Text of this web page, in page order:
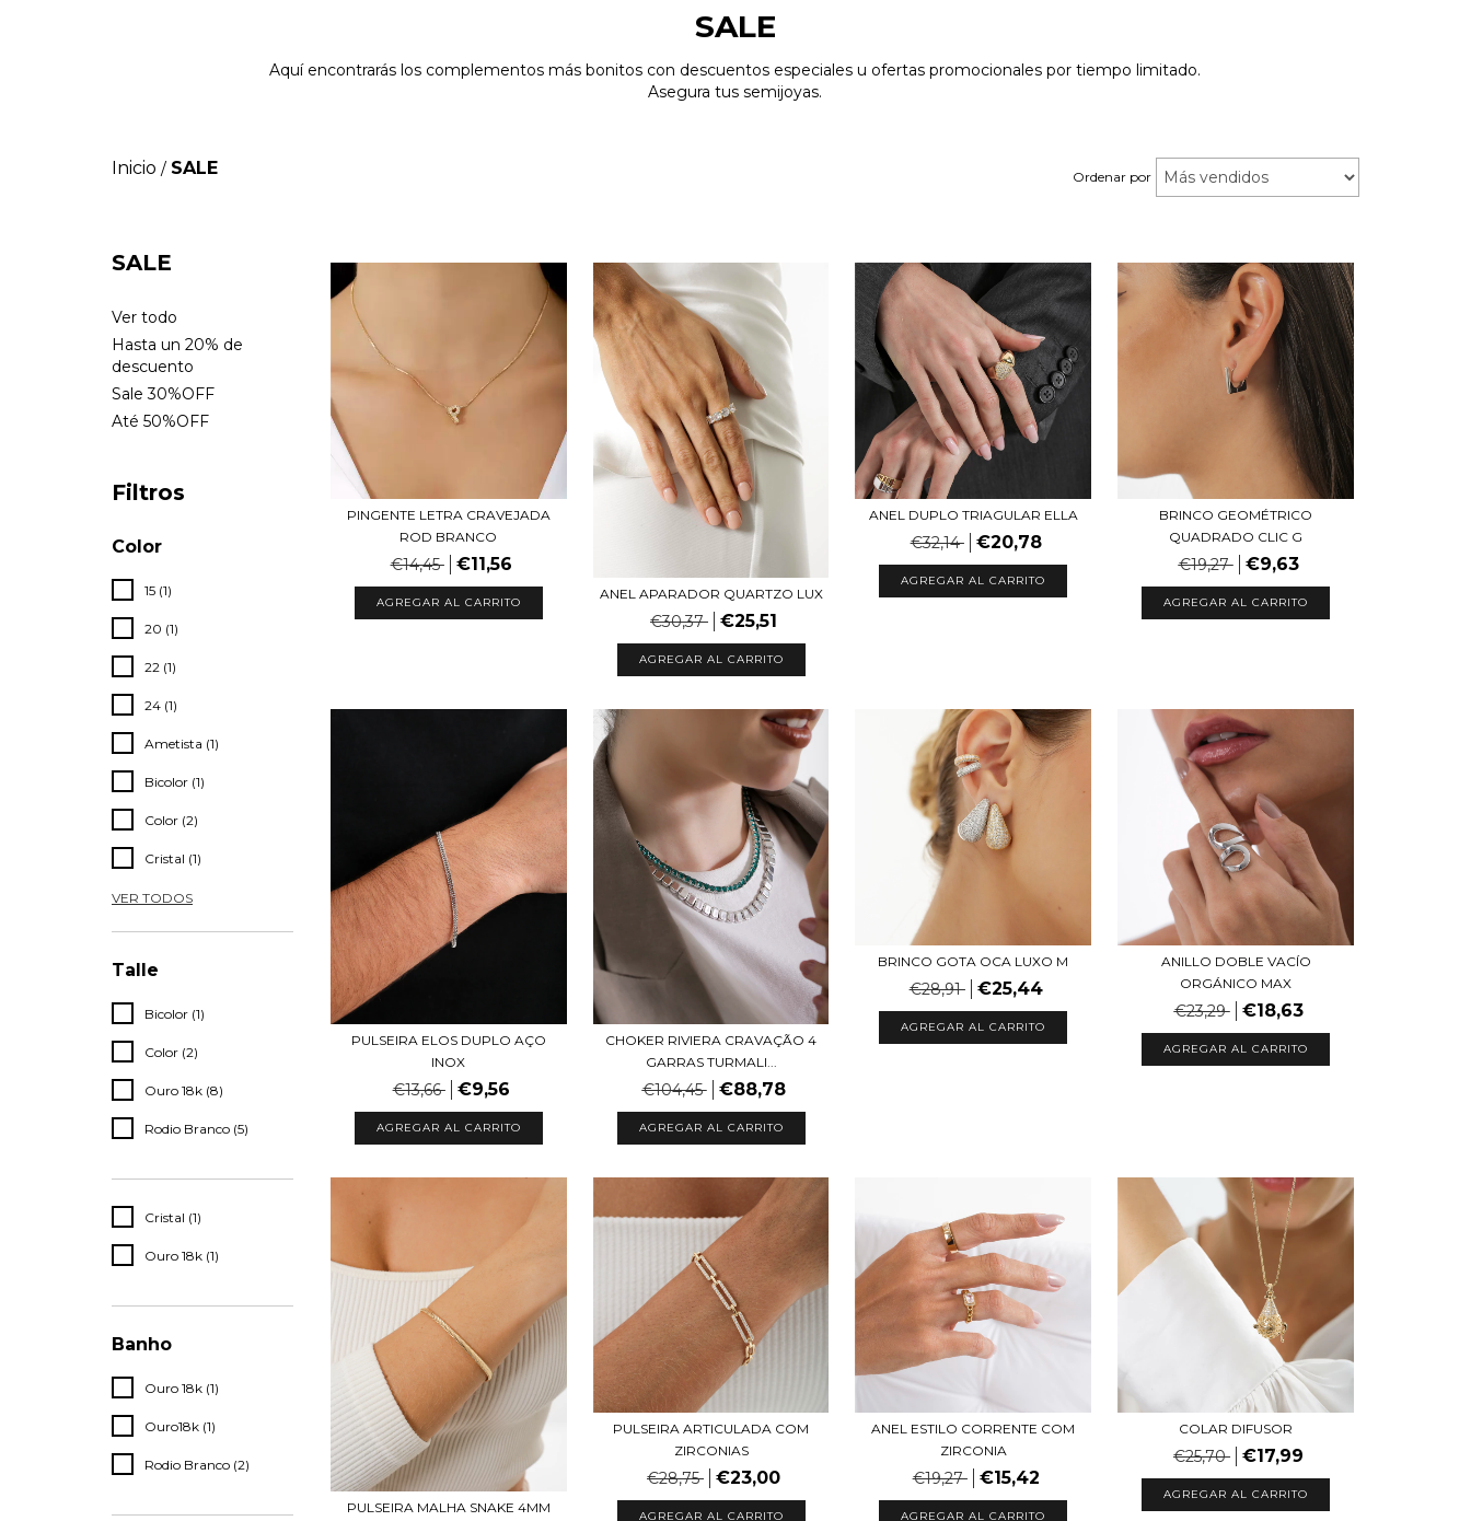
SALE
Aquí encontrarás los complementos más bonitos con descuentos especiales u ofertas promocionales por tiempo limitado.
Asegura tus semijoyas.
Inicio / SALE Ordenar por
SALE
Ver todo
Hasta un 20% de
descuento
Sale 30%OFF
Até 50%OFF
Filtros
Color
15 (1)
20 (1)
22 (1)
24 (1)
Ametista (1)
Bicolor (1)
Color (2)
Cristal (1)
VER TODOS
Talle
Bicolor (1)
Color (2)
Ouro 18k (8)
Rodio Branco (5)
Cristal (1)
Ouro 18k (1)
Banho
Ouro 18k (1)
Ouro18k (1)
Rodio Branco (2)
PINGENTE LETRA CRAVEJADA
ROD BRANCO
€14,45 €11,56
AGREGAR AL CARRITO
ANEL APARADOR QUARTZO LUX
€30,37 €25,51
AGREGAR AL CARRITO
ANEL DUPLO TRIAGULAR ELLA
€32,14 €20,78
AGREGAR AL CARRITO
BRINCO GEOMÉTRICO
QUADRADO CLIC G
€19,27 €9,63
AGREGAR AL CARRITO
PULSEIRA ELOS DUPLO AÇO
INOX
€13,66 €9,56
CHOKER RIVIERA CRAVAÇÃO 4
GARRAS TURMALI...
€104,45 €88,78
AGREGAR AL CARRITO
BRINCO GOTA OCA LUXO M
€28,91 €25,44
AGREGAR AL CARRITO
ANILLO DOBLE VACÍO
ORGÁNICO MAX
€23,29 €18,63
AGREGAR AL CARRITO
PULSEIRA MALHA SNAKE 4MM
PULSEIRA ARTICULADA COM
ZIRCONIAS
€28,75 €23,00
AGREGAR AL CARRITO
ANEL ESTILO CORRENTE COM
ZIRCONIA
€19,27 €15,42
AGREGAR AL CARRITO
COLAR DIFUSOR
€25,70 €17,99
AGREGAR AL CARRITO